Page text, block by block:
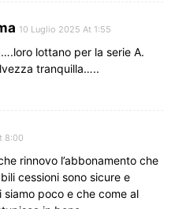
10 Luglio 2025 At 1:55
lottano per la serie A.
tranquilla…..
8:00
rinnovo l’abbonamento che
cessioni sono sicure e
poco e che come al